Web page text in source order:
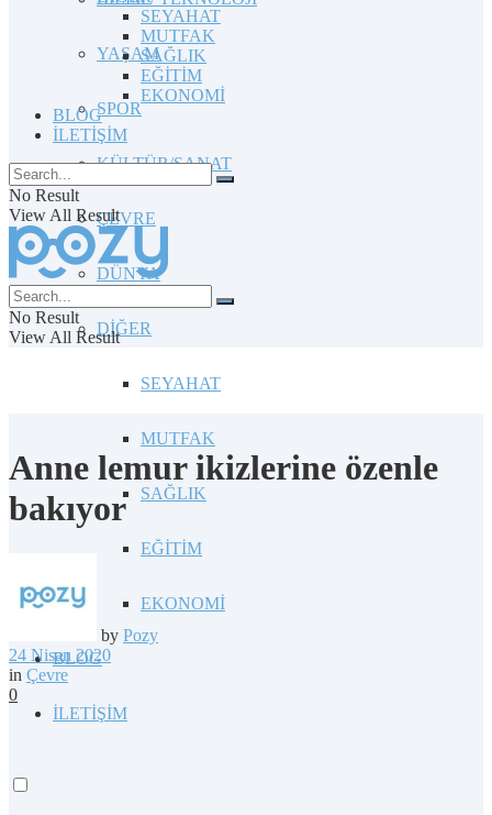
YAŞAM
SPOR
KÜLTÜR/SANAT
ÇEVRE
DÜNYA
DİĞER
SEYAHAT
MUTFAK
SAĞLIK
EĞİTİM
EKONOMİ
BLOG
İLETİŞİM
SEYAHAT
MUTFAK
SAĞLIK
EĞİTİM
EKONOMİ
BLOG
İLETİŞİM
No Result
View All Result
No Result
View All Result
Anne lemur ikizlerine özenle
bakıyor
by Pozy
24 Nisan 2020
in Çevre
0